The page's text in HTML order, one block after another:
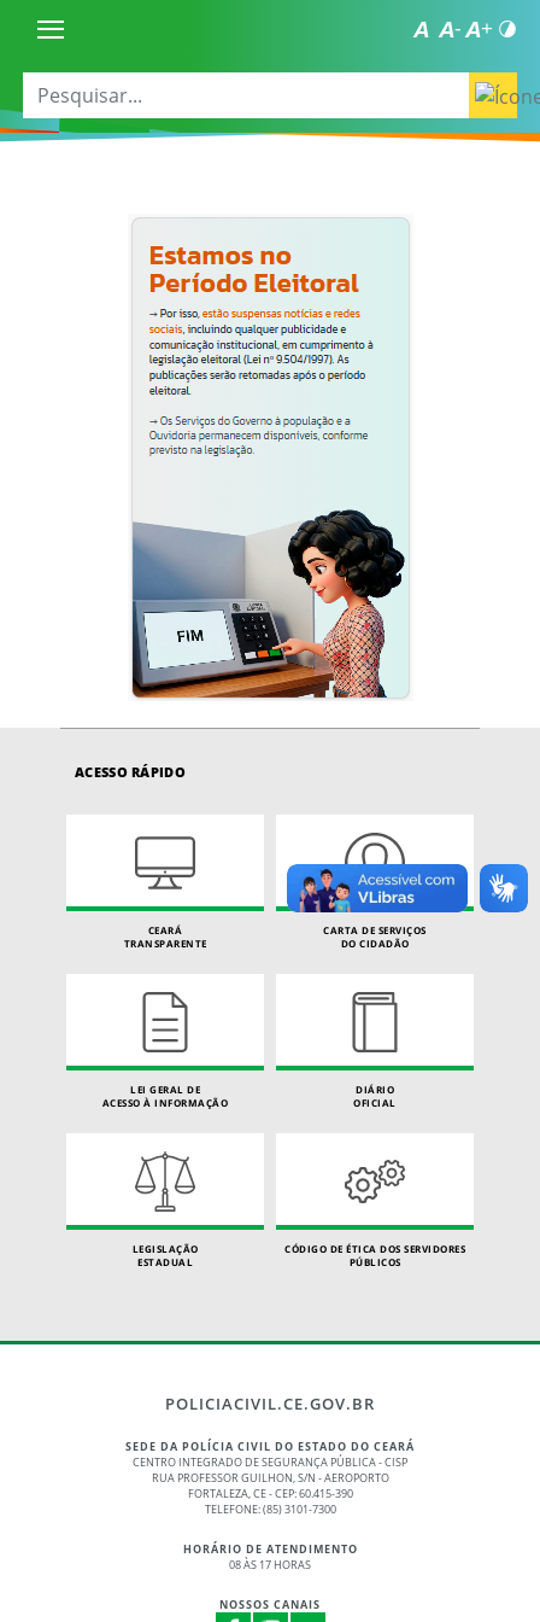
ACESSO RÁPIDO
CEARÁ
TRANSPARENTE
CARTA DE SERVIÇOS
DO CIDADÃO
LEI GERAL DE
ACESSO À INFORMAÇÃO
DIÁRIO
OFICIAL
LEGISLAÇÃO
ESTADUAL
CÓDIGO DE ÉTICA DOS SERVIDORES
PÚBLICOS
POLICIACIVIL.CE.GOV.BR
SEDE DA POLÍCIA CIVIL DO ESTADO DO CEARÁ
CENTRO INTEGRADO DE SEGURANÇA PÚBLICA - CISP
RUA PROFESSOR GUILHON, S/N - AEROPORTO
FORTALEZA, CE - CEP: 60.415-390
TELEFONE: (85) 3101-7300
HORÁRIO DE ATENDIMENTO
08 ÀS 17 HORAS
NOSSOS CANAIS